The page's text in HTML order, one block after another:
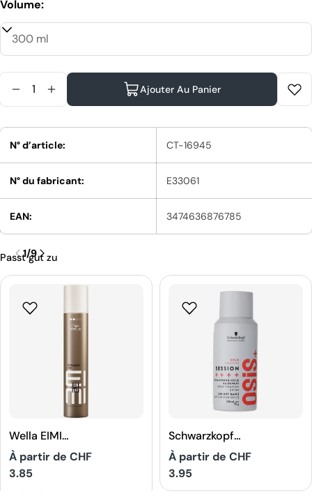
Volume:
Diminuer La Quantité Pour Shu Uemura Styling
Augmenter La Quantité Pour Shu Uemura
Ajouter Au Panier
N° d’article: CT-16945
N° du fabricant: E33061
EAN: 3474636876785
Passt gut zu
Wella EIMI
Dynamic Fix 45
Sec Spray
Artisanal
Prix
À partir de CHF
3.85
Schwarzkopf
Professional
OSIS+ Session
Hairspray
Prix
habituel
À partir de CHF
3.95
1/9